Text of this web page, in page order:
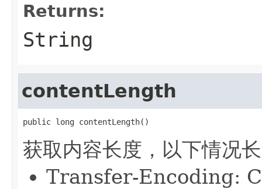
Returns:
String
contentLength
public long contentLength()
获取内容长度，以下情况
Transfer-Encoding: